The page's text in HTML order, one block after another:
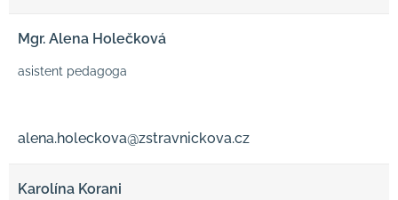
Mgr. Alena Holečková
asistent pedagoga
alena.holeckova@zstravnickova.cz
Karolína Korani